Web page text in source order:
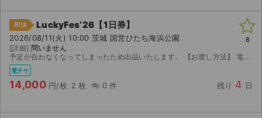
即決 LuckyFes’26【1日券】
2026/08/11(火) 10:00 茨城 国営ひたち海浜公園
[詳細] 問いません
予定が合わなくなってしまったため出品いたします。 【お渡し方法】 電子チケット（チケットぴあ／イープラス）にて分配いたします。 分配可能になり次第、取引連絡にてURLをお送りします。 ...
電チケ
14,000 円/枚 2 枚 0 件 残り 4 日
8